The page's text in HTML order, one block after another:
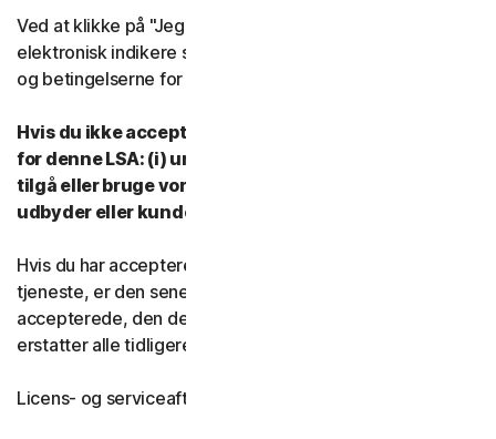
Ved at klikke på "Jeg accepterer" eller på anden måde
elektronisk indikere samtykke, accepterer du vilkårene
og betingelserne for denne LSA.
Hvis du ikke accepterer vilkårene og betingelserne
for denne LSA: (i) undlad at downloade, installere,
tilgå eller bruge vores tjenester, og (ii) kontakt din
udbyder eller kundeservice og support.
Hvis du har accepteret flere versioner af denne LSA til en
tjeneste, er den seneste version af LSA, du
accepterede, den der gælder for dig og os og den
erstatter alle tidligere versioner.
Licens- og serviceaftalen dækker: